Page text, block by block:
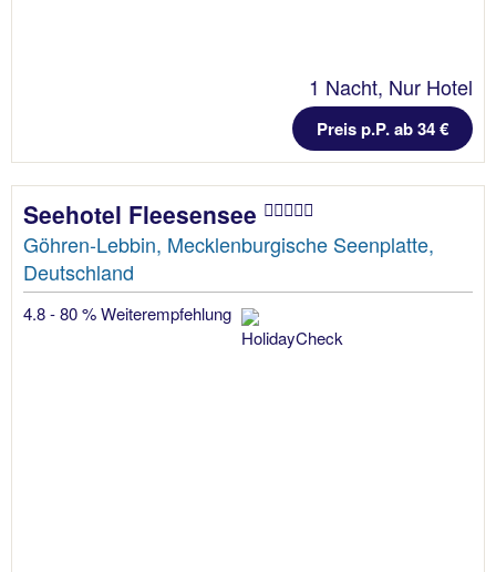
1 Nacht, Nur Hotel
Preis p.P. ab 34 €
Seehotel Fleesensee
Göhren-Lebbin, Mecklenburgische Seenplatte,
Deutschland
4.8 - 80 % Weiterempfehlung